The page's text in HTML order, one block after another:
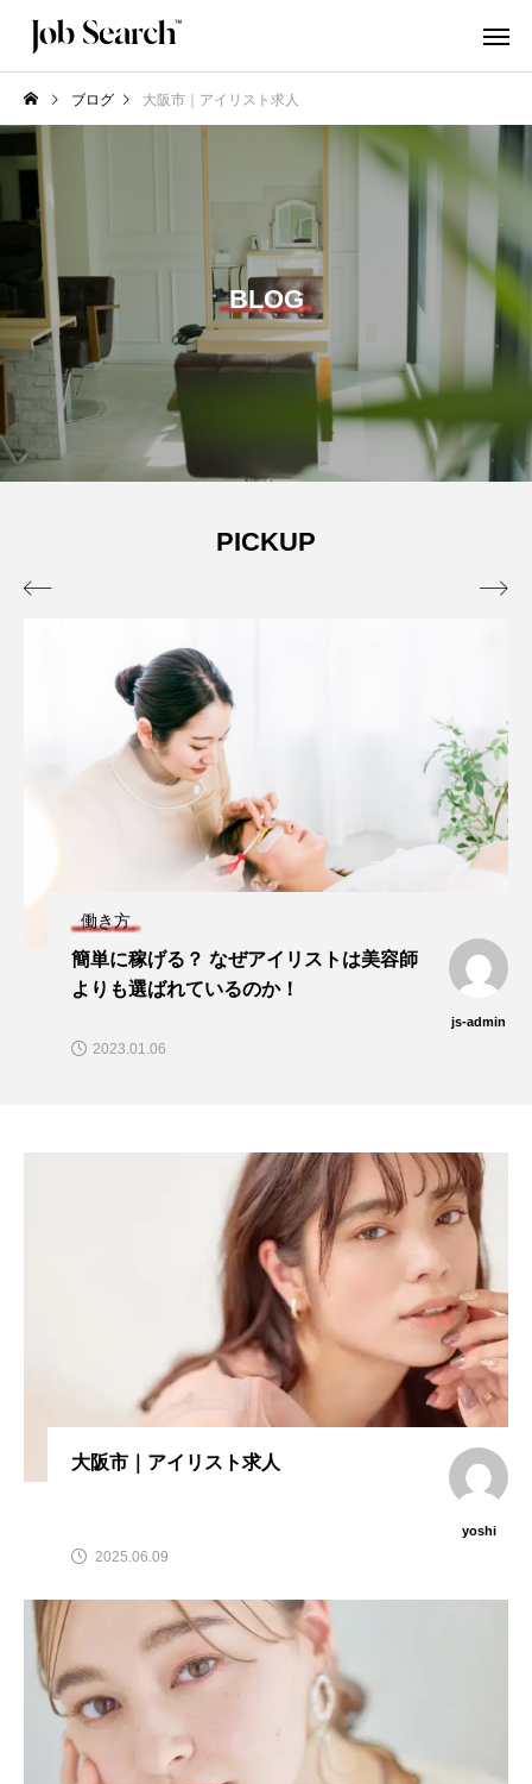
ブログ 大阪市｜アイリスト求人
BLOG
PICKUP
働き方
簡単に稼げる？ なぜアイリストは美容師
よりも選ばれているのか！
js-admin
2023.01.06
 
大阪市｜アイリスト求人
yoshi
2025.06.09